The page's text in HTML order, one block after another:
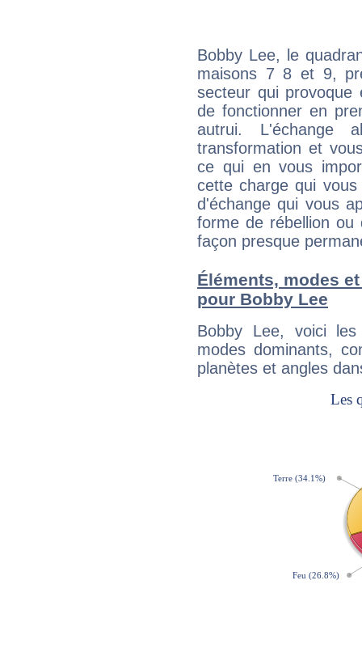
Bobby Lee, le
maisons 7 8 et 9,
secteur qui provoque
de fonctionner en
autrui. L'échange
transformation et
ce qui en vous
cette charge qui
d'échange qui vous
forme de rébellion ou
façon presque
Éléments, modes
pour Bobby Lee
Bobby Lee, voici
modes dominants,
planètes et angles